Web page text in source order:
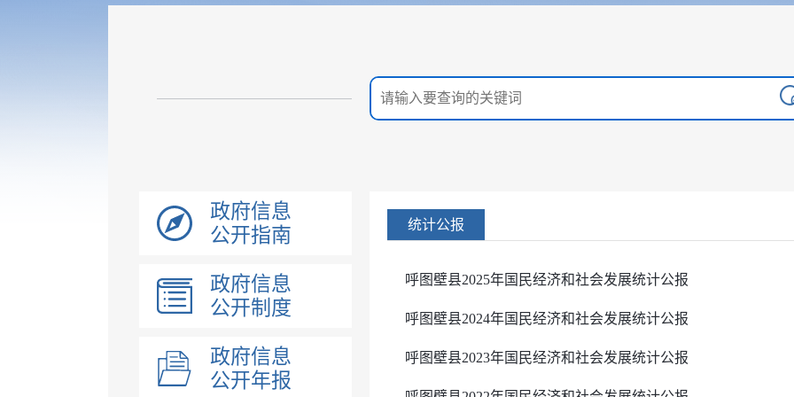
政府信息
公开指南
政府信息
公开制度
政府信息
公开年报
统计公报
呼图壁县2025年国民经济和社会发展统计公报
呼图壁县2024年国民经济和社会发展统计公报
呼图壁县2023年国民经济和社会发展统计公报